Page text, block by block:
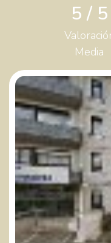
5 / 5
Media